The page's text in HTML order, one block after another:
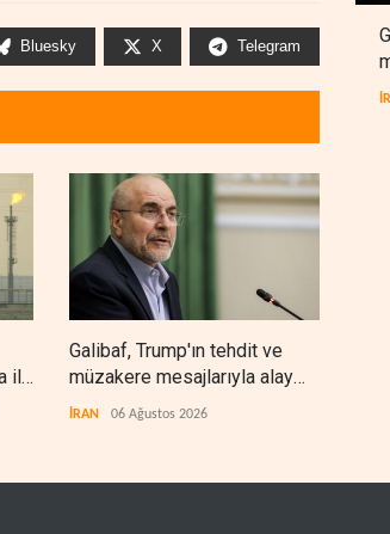
Bluesky X Telegram
ilk
Galibaf, Trump'ın tehdit ve
müzakere mesajlarıyla alay
etti
İRAN 06 Ağustos 2026